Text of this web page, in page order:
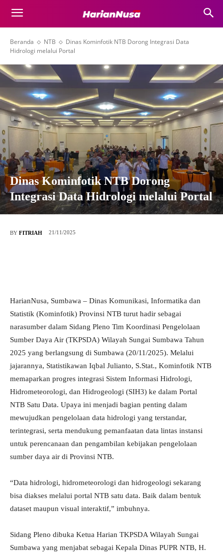
Beranda NTB
Dinas Kominfotik NTB Dorong Integrasi Data
Hidrologi melalui Portal
Dinas Kominfotik NTB Dorong
Integrasi Data Hidrologi melalui Portal
BY FITRIAH 21/11/2025
HarianNusa, Sumbawa – Dinas Komunikasi, Informatika dan
Statistik (Kominfotik) Provinsi NTB turut hadir sebagai
narasumber dalam Sidang Pleno Tim Koordinasi Pengelolaan
Sumber Daya Air (TKPSDA) Wilayah Sungai Sumbawa Tahun
2025 yang berlangsung di Sumbawa (20/11/2025). Melalui
jajarannya, Statistikawan Iqbal Julianto, S.Stat., Kominfotik NTB
memaparkan progres integrasi Sistem Informasi Hidrologi,
Hidrometeorologi, dan Hidrogeologi (SIH3) ke dalam Portal
NTB Satu Data. Upaya ini menjadi bagian penting dalam
mewujudkan pengelolaan data hidrologi yang terstandar,
terintegrasi, serta mendukung pemanfaatan data lintas instansi
untuk perencanaan dan pengambilan kebijakan pengelolaan
sumber daya air di Provinsi NTB.
“Data hidrologi, hidrometeorologi dan hidrogeologi sekarang
bisa diakses melalui portal NTB satu data. Baik dalam bentuk
dataset maupun visual interaktif,” imbuhnya.
Sidang Pleno dibuka Ketua Harian TKPSDA Wilayah Sungai
Sumbawa yang menjabat sebagai Kepala Dinas PUPR NTB, H.